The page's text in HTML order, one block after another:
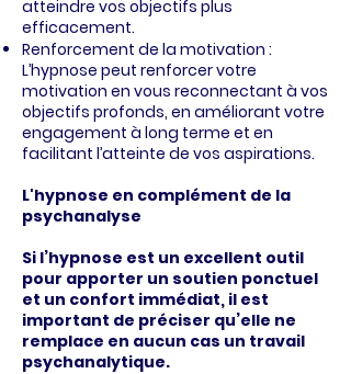
atteindre vos objectifs plus
efficacement.
Renforcement de la motivation :
L’hypnose peut renforcer votre
motivation en vous reconnectant à vos
objectifs profonds, en améliorant votre
engagement à long terme et en
facilitant l’atteinte de vos aspirations.
L'hypnose en complément de la
psychanalyse
Si l’hypnose est un excellent outil
pour apporter un soutien ponctuel
et un confort immédiat, il est
important de préciser qu’elle ne
remplace en aucun cas un travail
psychanalytique.